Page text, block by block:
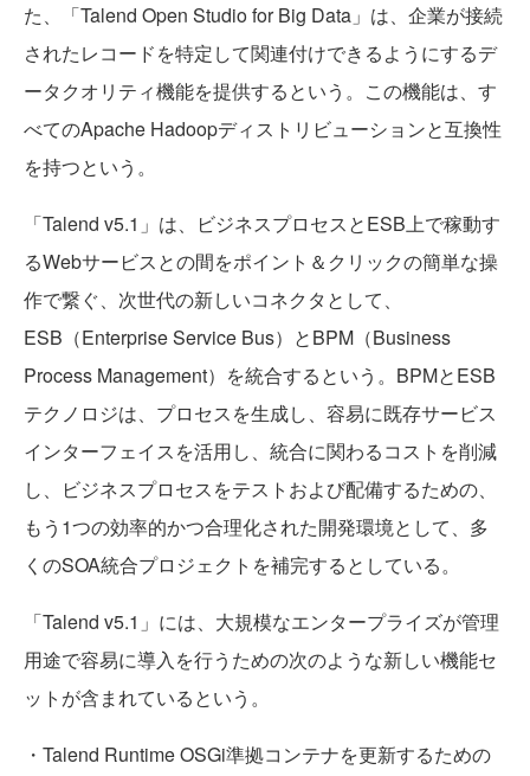
た、「Talend Open Studio for Big Data」は、企業が接続
されたレコードを特定して関連付けできるようにするデ
ータクオリティ機能を提供するという。この機能は、す
べてのApache Hadoopディストリビューションと互換性
を持つという。
「Talend v5.1」は、ビジネスプロセスとESB上で稼動す
るWebサービスとの間をポイント＆クリックの簡単な操
作で繋ぐ、次世代の新しいコネクタとして、
ESB（Enterprise Service Bus）とBPM（Business
Process Management）を統合するという。BPMとESB
テクノロジは、プロセスを生成し、容易に既存サービス
インターフェイスを活用し、統合に関わるコストを削減
し、ビジネスプロセスをテストおよび配備するための、
もう1つの効率的かつ合理化された開発環境として、多
くのSOA統合プロジェクトを補完するとしている。
「Talend v5.1」には、大規模なエンタープライズが管理
用途で容易に導入を行うための次のような新しい機能セ
ットが含まれているという。
・Talend Runtime OSGi準拠コンテナを更新するための